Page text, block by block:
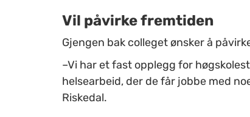
Vil påvirke fremtiden
Gjengen bak colleget ønsker å
–Vi har et fast opplegg for
helsearbeid, der de får jobbe med
Riskedal.